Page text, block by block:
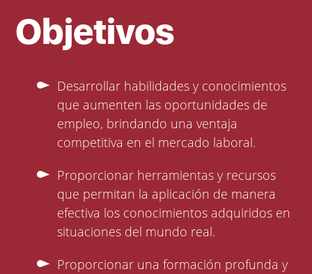
Objetivos
Desarrollar habilidades y conocimientos
que aumenten las oportunidades de
empleo, brindando una ventaja
competitiva en el mercado laboral.
Proporcionar herramientas y recursos
que permitan la aplicación de manera
efectiva los conocimientos adquiridos en
situaciones del mundo real.
Proporcionar una formación profunda y